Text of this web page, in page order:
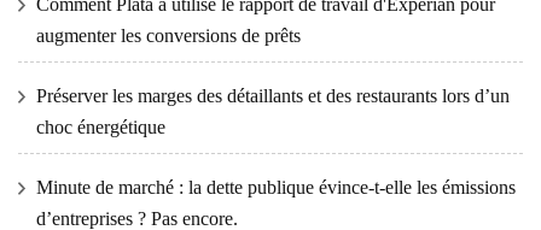
augmenter les conversions de prêts
Préserver les marges des détaillants et des restaurants lors d’un
choc énergétique
Minute de marché : la dette publique évince-t-elle les émissions
d’entreprises ? Pas encore.